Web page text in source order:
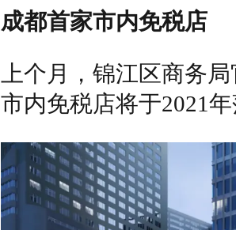
成都首家市内免税店
上个月，锦江区商务
市内免税店将于2021